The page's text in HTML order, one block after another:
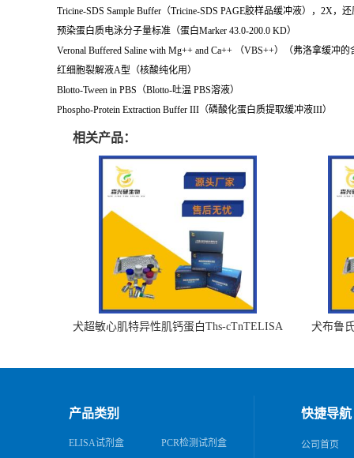
Tricine-SDS Sample Buffer（Tricine-SDS PAGE胶样品缓冲液），2X，
预染蛋白质电泳分子量标准（蛋白Marker 43.0-200.0 KD）
Veronal Buffered Saline with Mg++ and Ca++ （VBS++）（弗洛拿缓冲
红细胞裂解液A型（核酸纯化用）
Blotto-Tween in PBS（Blotto-吐温 PBS溶液）
Phospho-Protein Extraction Buffer III（磷酸化蛋白质提取缓冲液III）
相关产品：
犬超敏心肌特异性肌钙蛋白Ths-cTnTELISA
犬布鲁
产品类别
ELISA试剂盒 PCR检测试剂盒
快捷导航
公司首页